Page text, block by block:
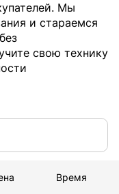
Мы
и стараемся
свою технику
Время